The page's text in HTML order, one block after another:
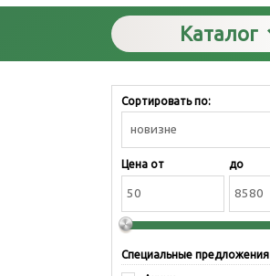
Каталог
Сортировать по:
Цена от до
Специальные предложения